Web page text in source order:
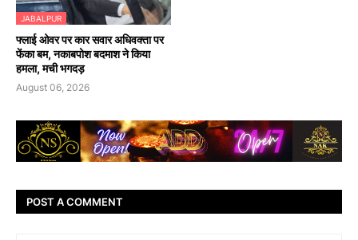
JABALPUR
फ्लाई ओवर पर कार सवार अधिवक्ता पर
फेंका बम, नकाबपोश बदमाश ने किया
हमला, मची भगदड़
August 06, 2026
POST A COMMENT